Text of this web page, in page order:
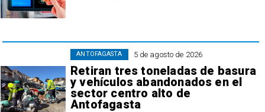
5 de agosto de 2026
Retiran tres toneladas de basura
y vehículos abandonados en el
sector centro alto de
Antofagasta
ANTOFAGASTA